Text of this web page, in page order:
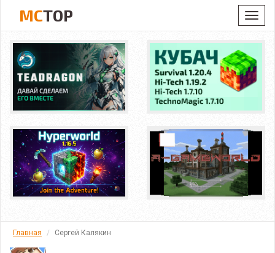
MCTOP
Главная Сергей Калякин